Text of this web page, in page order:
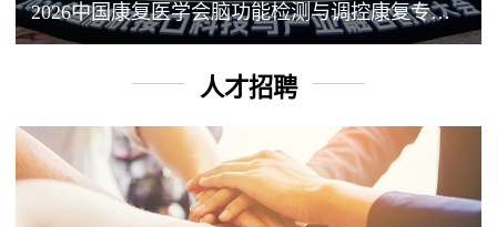
2026中国康复医学会脑功能检测与调控康复专业委员会学术年会丨脑客中国：脑机接口——EEG驱动TMS闭环调控工作坊
人才招聘